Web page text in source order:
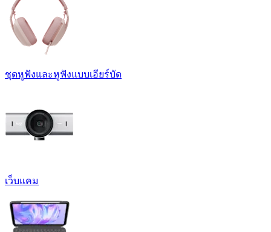
ชุดหูฟังและหูฟังแบบเอียร์บัด
เว็บแคม